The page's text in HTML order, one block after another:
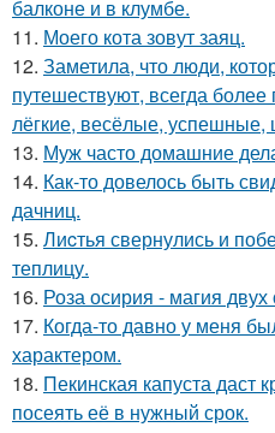
балконе и в клумбе.
11. Моего кота зовут заяц.
12. Заметила, что люди,
путешествуют, всегда
лёгкие, весёлые, успешные,
13. Муж часто домашние
14. Как-то довелось быть
дачниц.
15. Лиcтья свернулись и
теплицу.
16. Роза осирия - магия двух
17. Когда-то давно у меня
характером.
18. Пекинская капуста даст
посеять её в нужный срок.